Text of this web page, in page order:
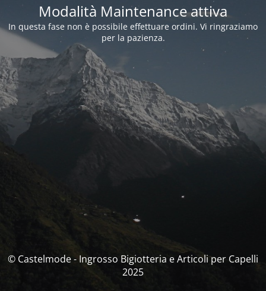
Modalità Maintenance attiva
In questa fase non è possibile effettuare ordini. Vi ringraziamo
per la pazienza.
© Castelmode - Ingrosso Bigiotteria e Articoli per Capelli
2025